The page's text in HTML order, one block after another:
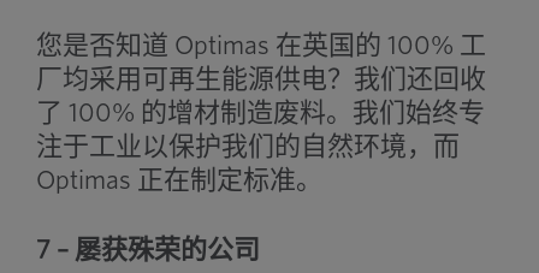
您是否知道 Optimas 在英国的 100% 工
厂均采用可再生能源供电？我们还回收
了 100% 的增材制造废料。我们始终专
注于工业以保护我们的自然环境，而
Optimas 正在制定标准。
7 – 屡获殊荣的公司